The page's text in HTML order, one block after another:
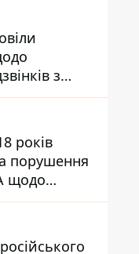
з
СІЗО так,
зрозумів
років
порушення
щодо